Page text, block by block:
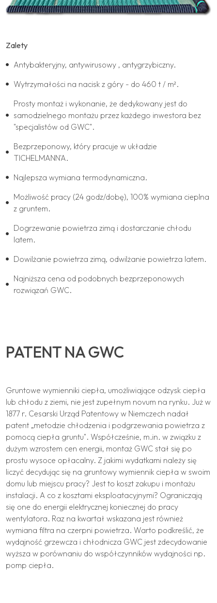
Zalety
Antybakteryjny, antywirusowy , antygrzybiczny.
Wytrzymałości na nacisk z góry - do 460 t / m².
Prosty montaż i wykonanie, że dedykowany jest do
samodzielnego montażu przez każdego inwestora bez
"specjalistów od GWC".
Bezprzeponowy, który pracuje w układzie
TICHELMANN'A.
Najlepsza wymiana termodynamiczna.
Możliwość pracy (24 godz/dobę), 100% wymiana cieplna
z gruntem.
Dogrzewanie powietrza zimą i dostarczanie chłodu
latem.
Dowilżanie powietrza zimą, odwilżanie powietrza latem.
Najniższa cena od podobnych bezprzeponowych
rozwiązań GWC.
PATENT NA GWC
Gruntowe wymienniki ciepła, umożliwiające odzysk ciepła
lub chłodu z ziemi, nie jest zupełnym novum na rynku. Już w
1877 r. Cesarski Urząd Patentowy w Niemczech nadał
patent „metodzie chłodzenia i podgrzewania powietrza z
pomocą ciepła gruntu". Współcześnie, m.in. w związku z
dużym wzrostem cen energii, montaż GWC stał się po
prostu wysoce opłacalny. Z jakimi wydatkami należy się
liczyć decydując się na gruntowy wymiennik ciepła w swoim
domu lub miejscu pracy? Jest to koszt zakupu i montażu
instalacji. A co z kosztami eksploatacyjnymi? Ograniczają
się one do energii elektrycznej koniecznej do pracy
wentylatora. Raz na kwartał wskazana jest również
wymiana filtra na czerpni powietrza. Warto podkreślić, że
wydajność grzewcza i chłodnicza GWC jest zdecydowanie
wyższa w porównaniu do współczynników wydajności np.
pomp ciepła.